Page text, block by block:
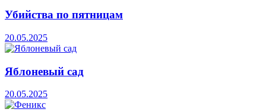
Убийства по пятницам
20.05.2025
Яблоневый сад
20.05.2025